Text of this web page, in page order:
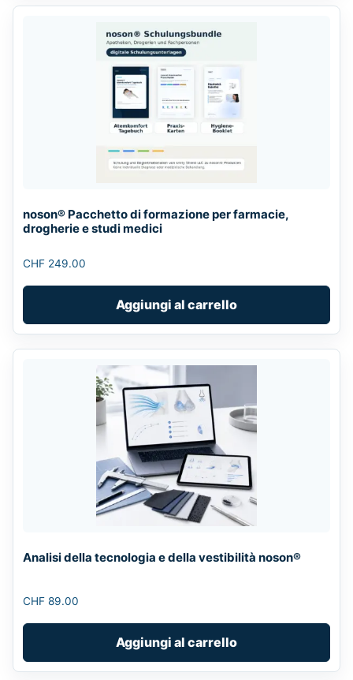
noson® Pacchetto di formazione per farmacie,
drogherie e studi medici
CHF 249.00
Aggiungi al carrello
Analisi della tecnologia e della vestibilità noson®
CHF 89.00
Aggiungi al carrello